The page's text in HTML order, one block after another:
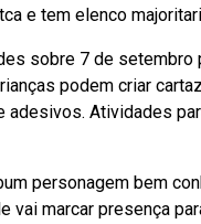
e tem elenco
sobre 7 de
podem criar
adesivos. Atividades
personagem bem
vai marcar presença